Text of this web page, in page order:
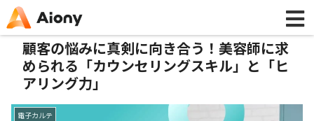
顧客の悩みに真剣に向き合う！美容師に求
められる「カウンセリングスキル」と「ヒ
アリング力」
電子カルテ